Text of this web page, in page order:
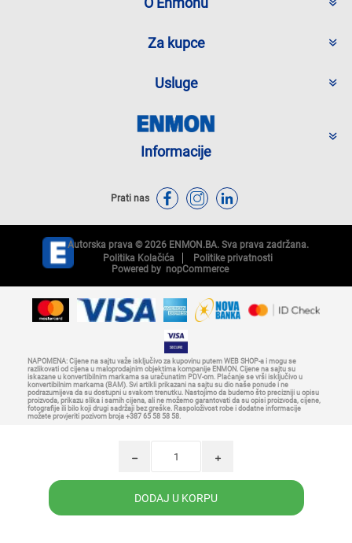
i
h
Za kupce
Usluge
Informacije
Prati nas
Autorska prava © 2026 ENMON.BA. Sva prava zadržana.
Politika Kolačića
Politike privatnosti
Powered by nopCommerce
NAPOMENA: Cijene na sajtu važe isključivo za kupovinu putem WEB SHOP-a i mogu se
razlikovati od cijena u maloprodajnim objektima kompanije ENMON. Cijene na sajtu su
iskazane u konvertibilnim markama sa uračunatim PDV-om. Plaćanje se vrši isključivo u
konvertibilnim markama (BAM). Svi artikli prikazani na sajtu su dio naše ponude i ne
podrazumijeva da su dostupni u svakom trenutku. Nastojimo da budemo što precizniji u opisu
proizvoda, prikazu slika i samih cijena, ali ne možemo garantovati da su opisi proizvoda, cijene,
fotografije ili bilo koji drugi sadržaji bez greške. Raspoloživost robe i dodatne informacije
možete provjeriti pozivom broja +387 65 58 58 58.